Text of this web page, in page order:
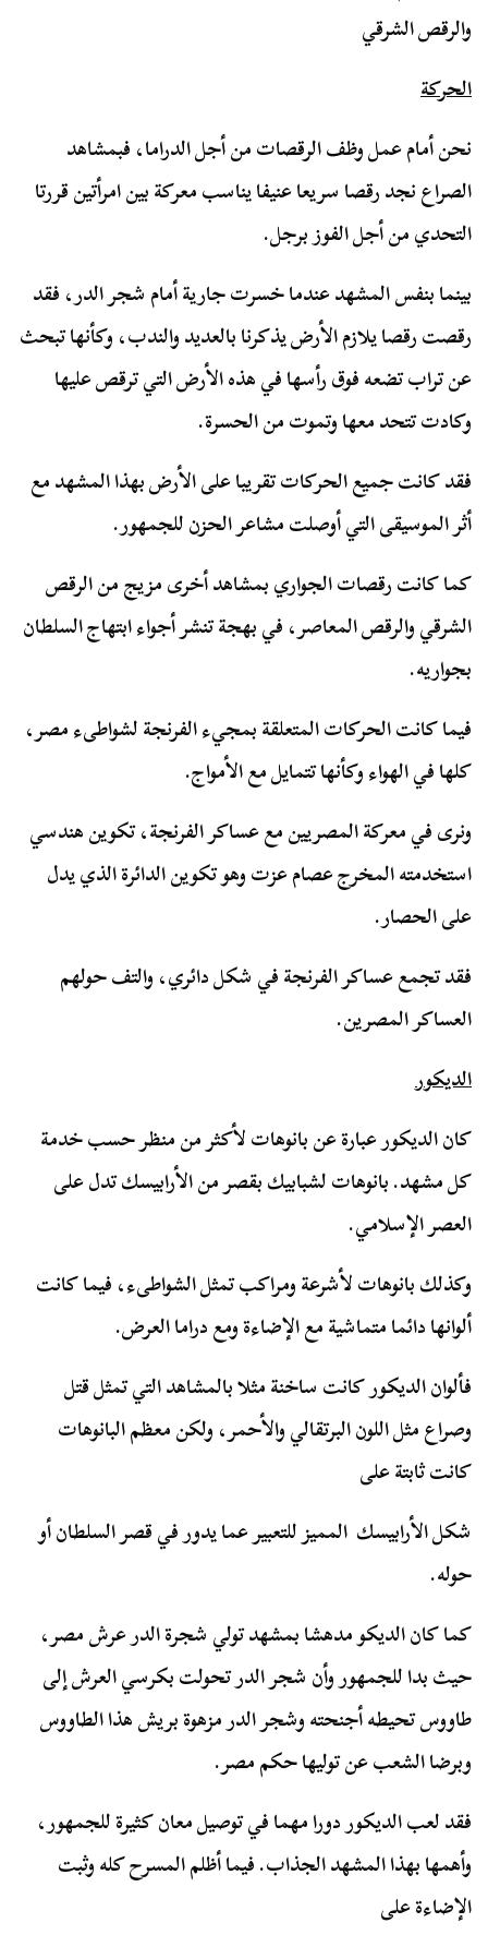
والرقص الشرقي
الحركة
نحن أمام عمل وظف الرقصات من أجل الدراما، فبمشاهد
الصراع نجد رقصا سريعا عنيفا يناسب معركة بين امرأتين قررتا
التحدي من أجل الفوز برجل.
بينما بنفس المشهد عندما خسرت جارية أمام شجر الدر، فقد
رقصت رقصا يلازم الأرض يذكرنا بالعديد والندب، وكأنها تبحث
عن تراب تضعه فوق رأسها في هذه الأرض التي ترقص عليها
وكادت تتحد معها وتموت من الحسرة.
فقد كانت جميع الحركات تقريبا على الأرض بهذا المشهد مع
أثر الموسيقى التي أوصلت مشاعر الحزن للجمهور.
كما كانت رقصات الجواري بمشاهد أخرى مزيج من الرقص
الشرقي والرقص المعاصر، في بهجة تنشر أجواء ابتهاج السلطان
بجواريه.
فيما كانت الحركات المتعلقة بمجيء الفرنجة لشواطىء مصر،
كلها في الهواء وكأنها تتمايل مع الأمواج.
ونرى في معركة المصريين مع عساكر الفرنجة، تكوين هندسي
استخدمته المخرج عصام عزت وهو تكوين الدائرة الذي يدل
على الحصار.
فقد تجمع عساكر الفرنجة في شكل دائري، والتف حولهم
العساكر المصرين.
الديكور
كان الديكور عبارة عن بانوهات لأكثر من منظر حسب خدمة
كل مشهد. بانوهات لشبابيك بقصر من الأرابيسك تدل على
العصر الإسلامي.
وكذلك بانوهات لأشرعة ومراكب تمثل الشواطىء، فيما كانت
ألوانها دائما متماشية مع الإضاءة ومع دراما العرض.
فألوان الديكور كانت ساخنة مثلا بالمشاهد التي تمثل قتل
وصراع مثل اللون البرتقالي والأحمر، ولكن معظم البانوهات
كانت ثابتة على
شكل الأرابيسك المميز للتعبير عما يدور في قصر السلطان أو
حوله.
كما كان الديكو مدهشا بمشهد تولي شجرة الدر عرش مصر،
حيث بدا للجمهور وأن شجر الدر تحولت بكرسي العرش إلى
طاووس تحيطه أجنحته وشجر الدر مزهوة بريش هذا الطاووس
وبرضا الشعب عن توليها حكم مصر.
فقد لعب الديكور دورا مهما في توصيل معان كثيرة للجمهور،
وأهمها بهذا المشهد الجذاب. فيما أظلم المسرح كله وثبت
الإضاءة على